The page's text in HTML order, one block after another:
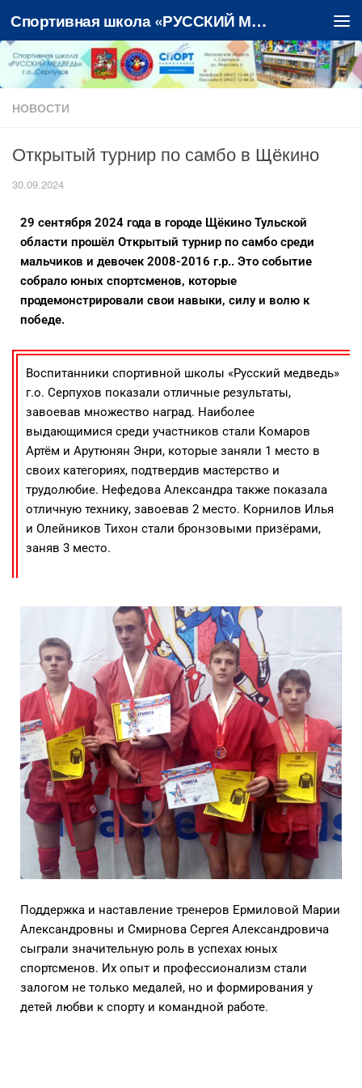
Перейти к содержимому Спортивная школа «РУССКИЙ МЕДВЕДЬ»
НОВОСТИ
Открытый турнир по самбо в Щёкино
30.09.2024
29 сентября 2024 года в городе Щёкино Тульской
области прошёл Открытый турнир по самбо среди
мальчиков и девочек 2008-2016 г.р.. Это событие
собрало юных спортсменов, которые
продемонстрировали свои навыки, силу и волю к
победе.
Воспитанники спортивной школы «Русский медведь»
г.о. Серпухов показали отличные результаты,
завоевав множество наград. Наиболее
выдающимися среди участников стали Комаров
Артём и Арутюнян Энри, которые заняли 1 место в
своих категориях, подтвердив мастерство и
трудолюбие. Нефедова Александра также показала
отличную технику, завоевав 2 место. Корнилов Илья
и Олейников Тихон стали бронзовыми призёрами,
заняв 3 место.
Поддержка и наставление тренеров Ермиловой Марии
Александровны и Смирнова Сергея Александровича
сыграли значительную роль в успехах юных
спортсменов. Их опыт и профессионализм стали
залогом не только медалей, но и формирования у
детей любви к спорту и командной работе.